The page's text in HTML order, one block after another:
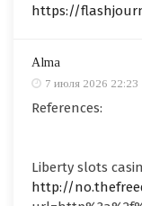
https://
Alma
7 июля 2026 22:23
References:
Liberty slots
http://